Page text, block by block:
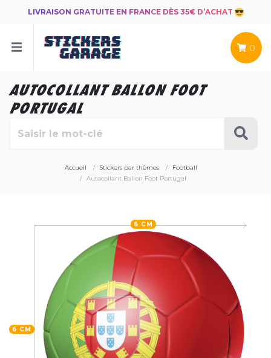
LIVRAISON GRATUITE EN FRANCE DÈS 35€ D’ACHAT
0
AUTOCOLLANT BALLON FOOT
PORTUGAL
Accueil Stickers par thèmes
Football
Autocollant Ballon Foot Portugal
6 CM
6 CM